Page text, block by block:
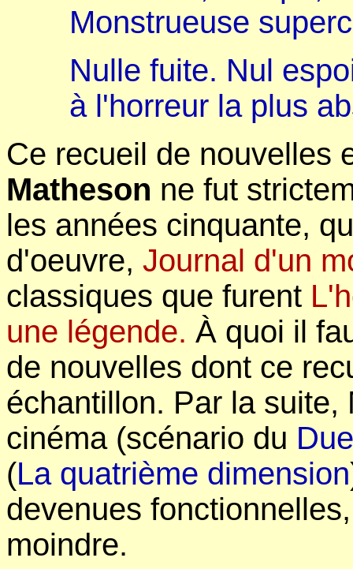
Monstrueuse
Nulle fuite. Nul
à l'horreur la plus
Ce recueil de nouvelles
Matheson ne fut
les années cinquante,
d'oeuvre, Journal d'un
classiques que furent
une légende. À quoi il
de nouvelles dont ce
échantillon. Par la
cinéma (scénario du
(La quatrième dimension
devenues
moindre.